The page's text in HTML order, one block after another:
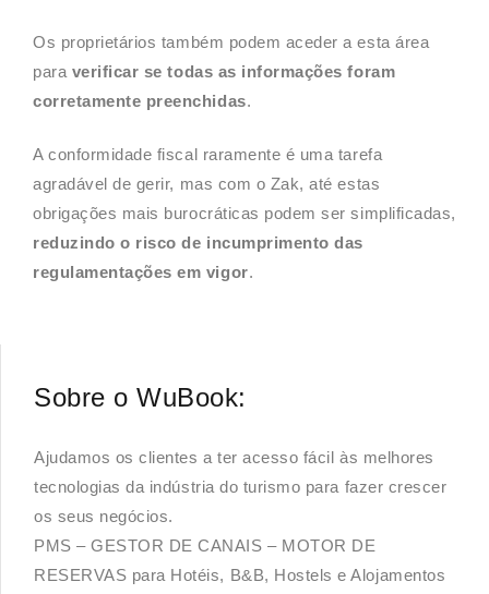
Os proprietários também podem aceder a esta área
para verificar se todas as informações foram
corretamente preenchidas.
A conformidade fiscal raramente é uma tarefa
agradável de gerir, mas com o Zak, até estas
obrigações mais burocráticas podem ser simplificadas,
reduzindo o risco de incumprimento das
regulamentações em vigor.
Sobre o WuBook:
Ajudamos os clientes a ter acesso fácil às melhores
tecnologias da indústria do turismo para fazer crescer
os seus negócios.
PMS – GESTOR DE CANAIS – MOTOR DE
RESERVAS para Hotéis, B&B, Hostels e Alojamentos